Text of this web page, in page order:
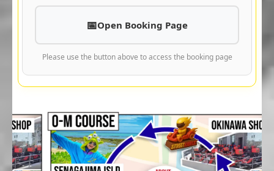
Open Booking Page
Please use the button above to access the booking page